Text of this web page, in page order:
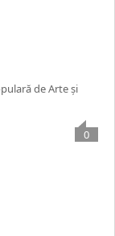
de Arte și
0